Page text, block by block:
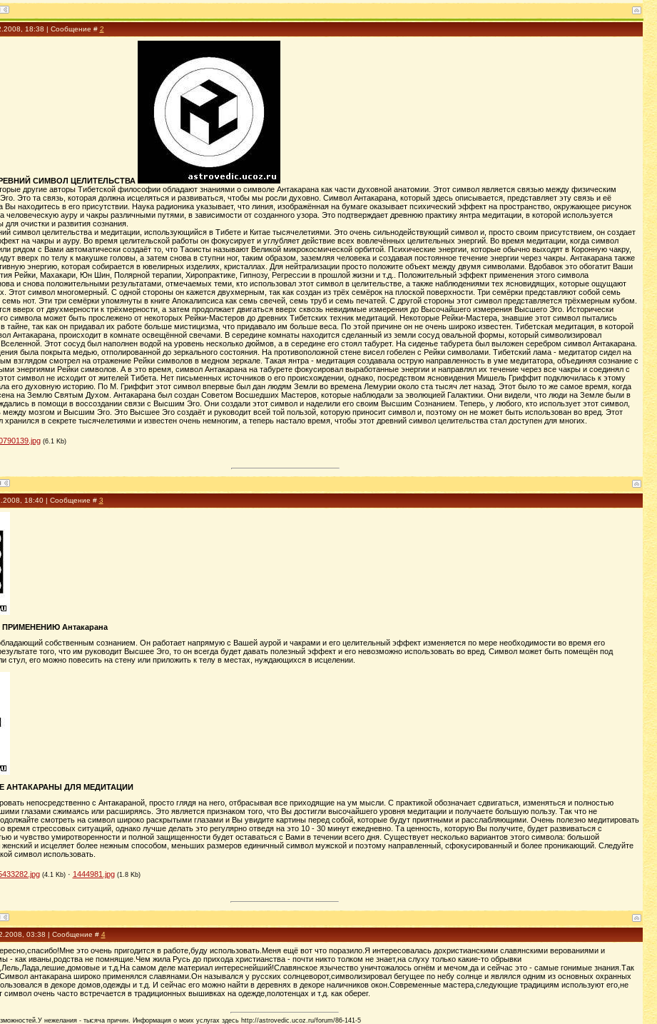
18:38 | Сообщение # 2
СИМВОЛ ЦЕЛИТЕЛЬСТВА
другие авторы Тибетской философии обладают знаниями о символе Антакарана как части духовной анатомии. Этот символ является связью между физическим
Это та связь, которая должна исцеляться и развиваться, чтобы мы росли духовно. Символ Антакарана, который здесь описывается, представляет эту связь и её
Вы находитесь в его присутствии. Наука радионика указывает, что линия, изображённая на бумаге оказывает психический эффект на пространство, окружающее рисунок
человеческую ауру и чакры различными путями, в зависимости от созданного узора. Это подтверждает древнюю практику янтра медитации, в которой используется
очистки и развития сознания.
символ целительства и медитации, использующийся в Тибете и Китае тысячелетиями. Это очень сильнодействующий символ и, просто своим присутствием, он создает
на чакры и ауру. Во время целительской работы он фокусирует и углубляет действие всех вовлечённых целительных энергий. Во время медитации, когда символ
рядом с Вами автоматически создаёт то, что Таоисты называют Великой микрокосмической орбитой. Психические энергии, которые обычно выходят в Коронную чакру,
вверх по телу к макушке головы, а затем снова в ступни ног, таким образом, заземляя человека и создавая постоянное течение энергии через чакры. Антакарана также
энергию, которая собирается в ювелирных изделиях, кристаллах. Для нейтрализации просто положите объект между двумя символами. Вдобавок это обогатит Ваши
Рейки, Махакари, Юн Шин, Полярной терапии, Хиропрактике, Гипнозу, Регрессии в прошлой жизни и т.д.. Положительный эффект применения этого символа
и снова положительными результатами, отмечаемых теми, кто использовал этот символ в целительстве, а также наблюдениями тех ясновидящих, которые ощущают
Этот символ многомерный. С одной стороны он кажется двухмерным, так как создан из трёх семёрок на плоской поверхности. Три семёрки представляют собой семь
нот. Эти три семёрки упомянуты в книге Апокалипсиса как семь свечей, семь труб и семь печатей. С другой стороны этот символ представляется трёхмерным кубом.
вверх от двухмерности к трёхмерности, а затем продолжает двигаться вверх сквозь невидимые измерения до Высочайшего измерения Высшего Эго. Исторически
символа может быть прослежено от некоторых Рейки-Мастеров до древних Тибетских техник медитаций. Некоторые Рейки-Мастера, знавшие этот символ пытались
тайне, так как он придавал их работе больше мистицизма, что придавало им больше веса. По этой причине он не очень широко известен. Тибетская медитация, в которой
Антакарана, происходит в комнате освещённой свечами. В середине комнаты находится сделанный из земли сосуд овальной формы, который символизировал
Этот сосуд был наполнен водой на уровень несколько дюймов, а в середине его стоял табурет. На сиденье табурета был выложен серебром символ Антакарана.
была покрыта медью, отполированной до зеркального состояния. На противоположной стене висел гобелен с Рейки символами. Тибетский лама - медитатор сидел на
взглядом смотрел на отражение Рейки символов в медном зеркале. Такая янтра - медитация создавала острую направленность в уме медитатора, объединяя сознание с
энергиями Рейки символов. А в это время, символ Антакарана на табурете фокусировал выработанные энергии и направлял их течение через все чакры и соединял с
символ не исходит от жителей Тибета. Нет письменных источников о его происхождении, однако, посредством ясновидения Мишель Гриффит подключилась к этому
его духовную историю. По М. Гриффит этот символ впервые был дан людям Земли во времена Лемурии около ста тысяч лет назад. Этот было то же самое время, когда
на Землю Святым Духом. Антакарана был создан Советом Восшедших Мастеров, которые наблюдали за эволюцией Галактики. Они видели, что люди на Земле были в
в помощи в воссоздании связи с Высшим Эго. Они создали этот символ и наделили его своим Высшим Сознанием. Теперь, у любого, кто использует этот символ,
между мозгом и Высшим Эго. Это Высшее Эго создаёт и руководит всей той пользой, которую приносит символ и, поэтому он не может быть использован во вред. Этот
в секрете тысячелетиями и известен очень немногим, а теперь настало время, чтобы этот древний символ целительства стал доступен для многих.
(6.1 Kb)
18:40 | Сообщение # 3
Антакарана
собственным сознанием. Он работает напрямую с Вашей аурой и чакрами и его целительный эффект изменяется по мере необходимости во время его
того, что им руководит Высшее Эго, то он всегда будет давать полезный эффект и его невозможно использовать во вред. Символ может быть помещён под
стул, его можно повесить на стену или приложить к телу в местах, нуждающихся в исцелении.
АНТАКАРАНЫ ДЛЯ МЕДИТАЦИИ
непосредственно с Антакараной, просто глядя на него, отбрасывая все приходящие на ум мысли. С практикой обозначает сдвигаться, изменяться и полностью
глазами сжимаясь или расширяясь. Это является признаком того, что Вы достигли высочайшего уровня медитации и получаете большую пользу. Так что не
смотреть на символ широко раскрытыми глазами и Вы увидите картины перед собой, которые будут приятными и расслабляющими. Очень полезно медитировать
время стрессовых ситуаций, однако лучше делать это регулярно отведя на это 10 - 30 минут ежедневно. Та ценность, которую Вы получите, будет развиваться с
и чувство умиротворенности и полной защищенности будет оставаться с Вами в течении всего дня. Существует несколько вариантов этого символа: большой
и исцеляет более нежным способом, меньших размеров единичный символ мужской и поэтому направленный, сфокусированный и более проникающий. Следуйте
символ использовать.
(4.1 Kb) · 1444981.jpg (1.8 Kb)
03:38 | Сообщение # 4
это очень пригодится в работе,буду использовать.Меня ещё вот что поразило.Я интересовалась дохристианскими славянскими верованиями и
- как иваны,родства не помнящие.Чем жила Русь до прихода христианства - почти никто толком не знает,на слуху только какие-то обрывки
и т.д.На самом деле материал интереснейший!Славянское язычество уничтожалось огнём и мечом,да и сейчас это - самые гонимые знания.Так
антакарана широко применялся славянами.Он назывался у русских солнцеворот,символизировал бегущее по небу солнце и являлся одним из основных охранных
в декоре домов,одежды и т.д. И сейчас его можно найти в деревнях в декоре наличников окон.Современные мастера,следующие традициям используют его,не
символ очень часто встречается в традиционных вышивках на одежде,полотенцах и т.д. как оберег.
нежелания - тысяча причин. Информация о моих услугах здесь http://astrovedic.ucoz.ru/forum/86-141-5